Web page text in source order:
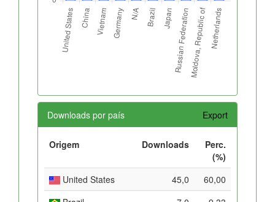
Downloads por país Export
Origem Downloads
Perc.
(%)
United States
45,0
60,00